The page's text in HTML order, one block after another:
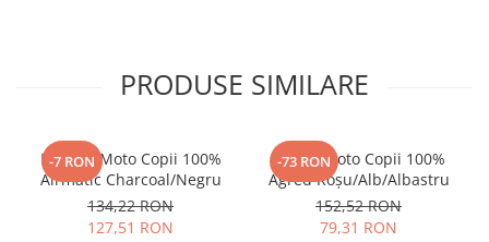
PRODUSE SIMILARE
-7 RON
Mănuși Moto Copii 100%
Airmatic Charcoal/Negru
134,22 RON
127,51 RON
-73 RON
Tricou Moto Copii 100%
Agred Roșu/Alb/Albastru
152,52 RON
79,31 RON